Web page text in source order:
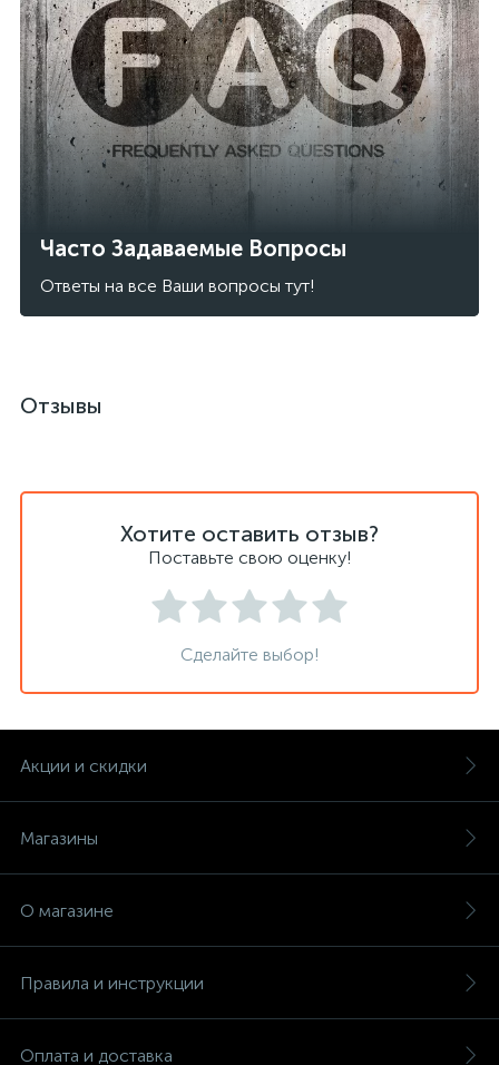
Часто Задаваемые Вопросы
Ответы на все Ваши вопросы тут!
Отзывы
Хотите оставить отзыв?
Поставьте свою оценку!
Сделайте выбор!
Акции и скидки
Магазины
О магазине
Правила и инструкции
Оплата и доставка